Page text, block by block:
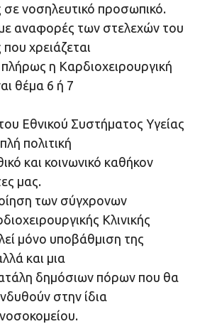
νοσηλευτικό προσωπικό.
αναφορές των στελεχών του
χρειάζεται
η Καρδιοχειρουργική
θέμα 6 ή 7
Εθνικού Συστήματος Υγείας
πολιτική
και κοινωνικό καθήκον
μας.
των σύγχρονων
Κλινικής
μόνο υποβάθμιση της
και μια
δημόσιων πόρων που θα
στην ίδια